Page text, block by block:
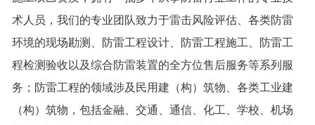
术人员，我们的专业团队致力于雷击风险评估、各类防雷
环境的现场勘测、防雷工程设计、防雷工程施工、防雷工
程检测验收以及综合防雷装置的全方位售后服务等系列服
务；防雷工程的领域涉及民用建（构）筑物、各类工业建
（构）筑物，包括金融、交通、通信、化工、学校、机场